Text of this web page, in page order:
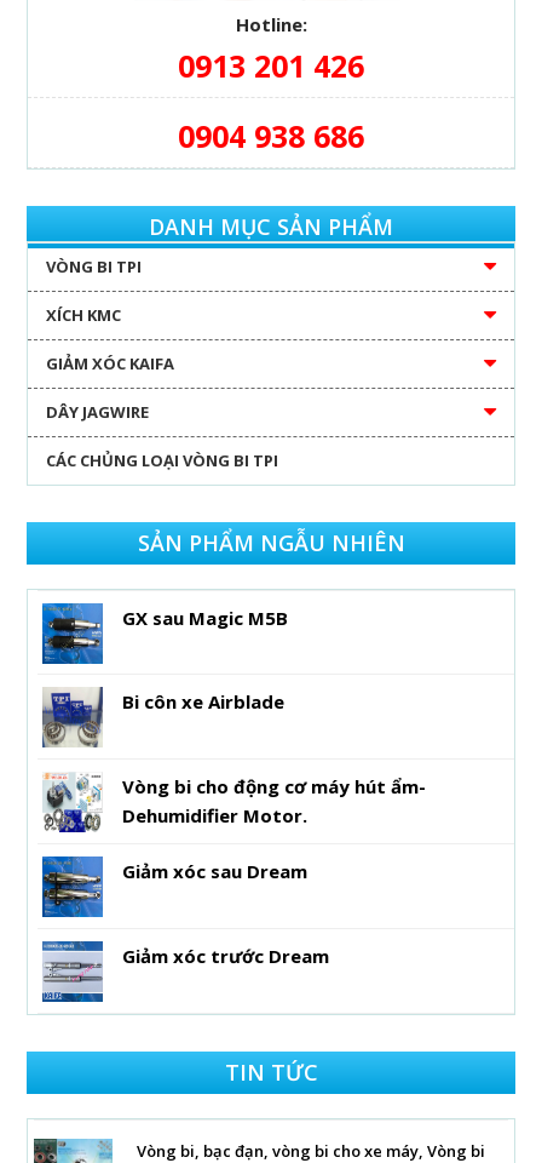
Hotline:
0913 201 426
0904 938 686
DANH MỤC SẢN PHẨM
VÒNG BI TPI
XÍCH KMC
GIẢM XÓC KAIFA
DÂY JAGWIRE
CÁC CHỦNG LOẠI VÒNG BI TPI
SẢN PHẨM NGẪU NHIÊN
GX sau Magic M5B
Bi côn xe Airblade
Vòng bi cho động cơ máy hút ẩm-
Dehumidifier Motor.
Giảm xóc sau Dream
Giảm xóc trước Dream
TIN TỨC
Vòng bi, bạc đạn, vòng bi cho xe máy, Vòng bi